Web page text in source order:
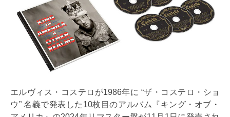
エルヴィス・コステロが1986年に “ザ・コステロ・ショ
ウ” 名義で発表した10枚目のアルバム『キング・オブ・